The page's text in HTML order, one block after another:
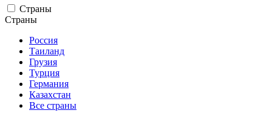
Страны
Страны
Россия
Таиланд
Грузия
Турция
Германия
Казахстан
Все страны